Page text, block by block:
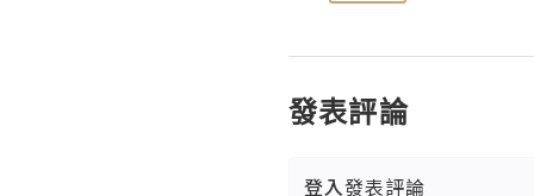
發表評論
登入發表評論